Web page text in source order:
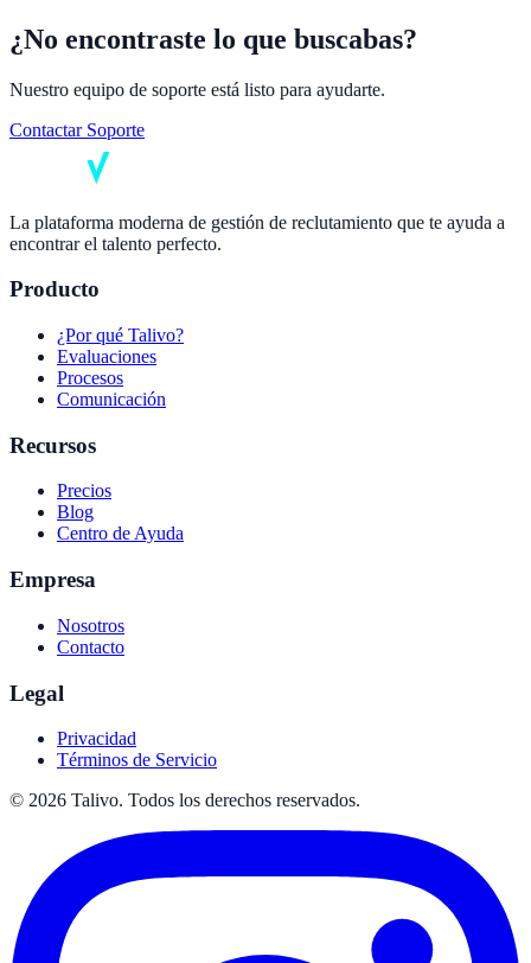
¿No encontraste lo que buscabas?
Nuestro equipo de soporte está listo para ayudarte.
Contactar Soporte
La plataforma moderna de gestión de reclutamiento que te ayuda a
encontrar el talento perfecto.
Producto
¿Por qué Talivo?
Evaluaciones
Procesos
Comunicación
Recursos
Precios
Blog
Centro de Ayuda
Empresa
Nosotros
Contacto
Legal
Privacidad
Términos de Servicio
© 2026 Talivo. Todos los derechos reservados.